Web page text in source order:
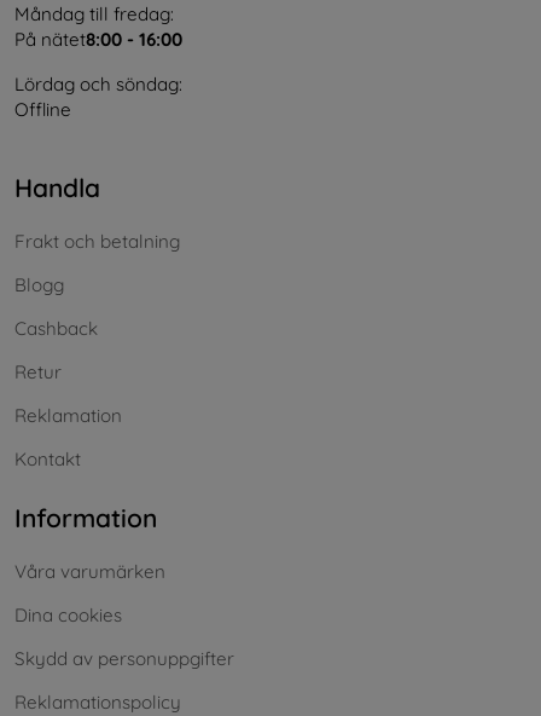
Måndag till fredag:
På nätet8:00 - 16:00
Lördag och söndag:
Offline
Handla
Frakt och betalning
Blogg
Cashback
Retur
Reklamation
Kontakt
Information
Våra varumärken
Dina cookies
Skydd av personuppgifter
Reklamationspolicy